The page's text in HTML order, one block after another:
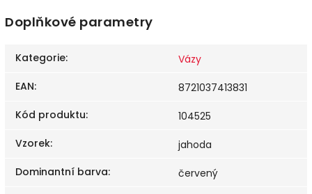
Doplňkové parametry
Kategorie:
Vázy
EAN:
8721037413831
Kód produktu:
104525
Vzorek:
jahoda
Dominantní barva:
červený